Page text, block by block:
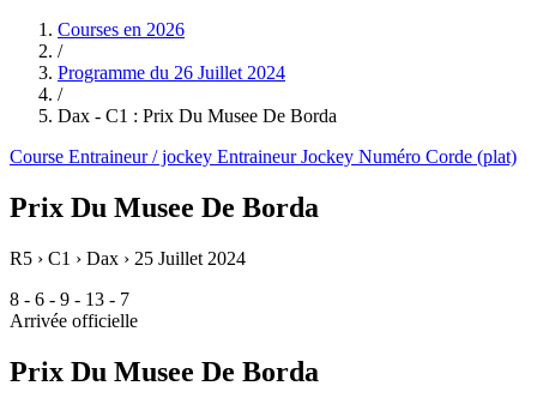
Courses en 2026
/
Programme du 26 Juillet 2024
/
Dax - C1 : Prix Du Musee De Borda
Course Entraineur / jockey EntraineurJockey Numéro Corde (plat)
Prix Du Musee De Borda
R5 › C1 › Dax › 25 Juillet 2024
8 - 6 - 9 - 13 - 7
Arrivée officielle
Prix Du Musee De Borda